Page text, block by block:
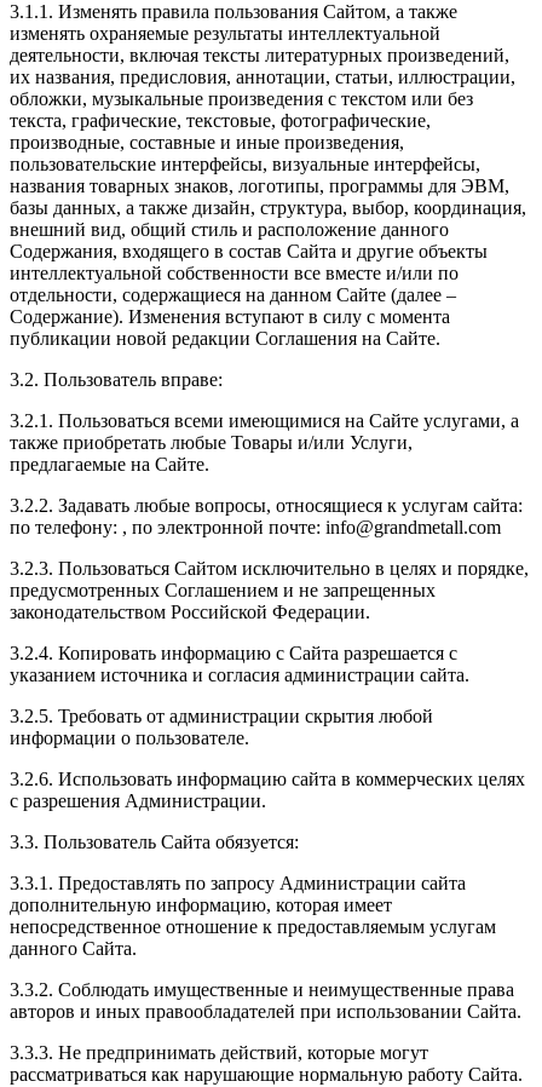
3.1.1. Изменять правила пользования Сайтом, а также
изменять охраняемые результаты интеллектуальной
деятельности, включая тексты литературных произведений,
их названия, предисловия, аннотации, статьи, иллюстрации,
обложки, музыкальные произведения с текстом или без
текста, графические, текстовые, фотографические,
производные, составные и иные произведения,
пользовательские интерфейсы, визуальные интерфейсы,
названия товарных знаков, логотипы, программы для ЭВМ,
базы данных, а также дизайн, структура, выбор, координация,
внешний вид, общий стиль и расположение данного
Содержания, входящего в состав Сайта и другие объекты
интеллектуальной собственности все вместе и/или по
отдельности, содержащиеся на данном Сайте (далее –
Содержание). Изменения вступают в силу с момента
публикации новой редакции Соглашения на Сайте.
3.2. Пользователь вправе:
3.2.1. Пользоваться всеми имеющимися на Сайте услугами, а
также приобретать любые Товары и/или Услуги,
предлагаемые на Сайте.
3.2.2. Задавать любые вопросы, относящиеся к услугам сайта:
по телефону: , по электронной почте: info@grandmetall.com
3.2.3. Пользоваться Сайтом исключительно в целях и порядке,
предусмотренных Соглашением и не запрещенных
законодательством Российской Федерации.
3.2.4. Копировать информацию с Сайта разрешается с
указанием источника и согласия администрации сайта.
3.2.5. Требовать от администрации скрытия любой
информации о пользователе.
3.2.6. Использовать информацию сайта в коммерческих целях
с разрешения Администрации.
3.3. Пользователь Сайта обязуется:
3.3.1. Предоставлять по запросу Администрации сайта
дополнительную информацию, которая имеет
непосредственное отношение к предоставляемым услугам
данного Сайта.
3.3.2. Соблюдать имущественные и неимущественные права
авторов и иных правообладателей при использовании Сайта.
3.3.3. Не предпринимать действий, которые могут
рассматриваться как нарушающие нормальную работу Сайта.